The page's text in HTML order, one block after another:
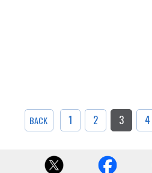
BACK 1 2 3 4